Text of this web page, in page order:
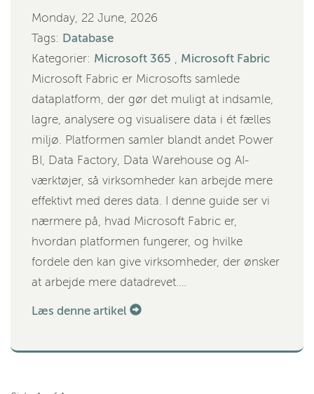
Monday, 22 June, 2026
Tags: Database
Kategorier: Microsoft 365 , Microsoft Fabric
Microsoft Fabric er Microsofts samlede
dataplatform, der gør det muligt at indsamle,
lagre, analysere og visualisere data i ét fælles
miljø. Platformen samler blandt andet Power
BI, Data Factory, Data Warehouse og AI-
værktøjer, så virksomheder kan arbejde mere
effektivt med deres data. I denne guide ser vi
nærmere på, hvad Microsoft Fabric er,
hvordan platformen fungerer, og hvilke
fordele den kan give virksomheder, der ønsker
at arbejde mere datadrevet.…
Læs denne artikel